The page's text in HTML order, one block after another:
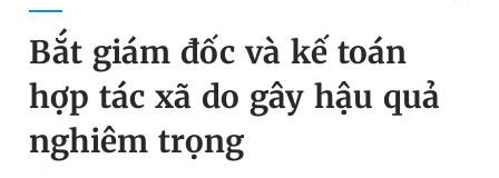
Chuyên mục
Chuyên mục khác
Đổi mật khẩu
Tin đã lưu
Tin đã xem
Bắt giám đốc và kế toán
hợp tác xã do gây hậu quả
nghiêm trọng